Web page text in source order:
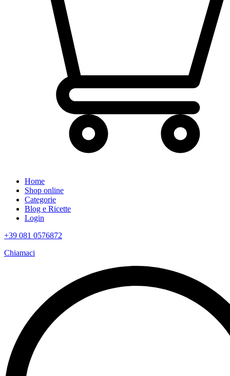
Home
Shop online
Categorie
Blog e Ricette
Login
+39 081 0576872
Chiamaci